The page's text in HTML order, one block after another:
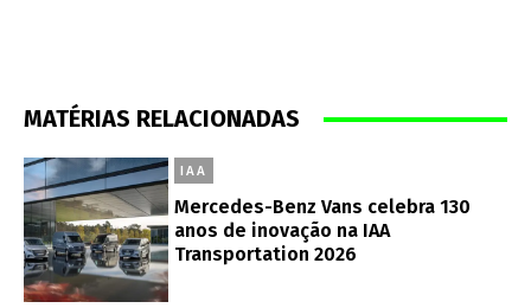
MATÉRIAS RELACIONADAS
IAA
Mercedes-Benz Vans celebra 130
anos de inovação na IAA
Transportation 2026